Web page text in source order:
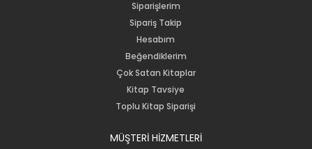
Siparişlerim
Sipariş Takip
Hesabım
Beğendiklerim
Çok Satan Kitaplar
Kitap Tavsiye
Toplu Kitap Siparişi
MÜŞTERİ HİZMETLERİ